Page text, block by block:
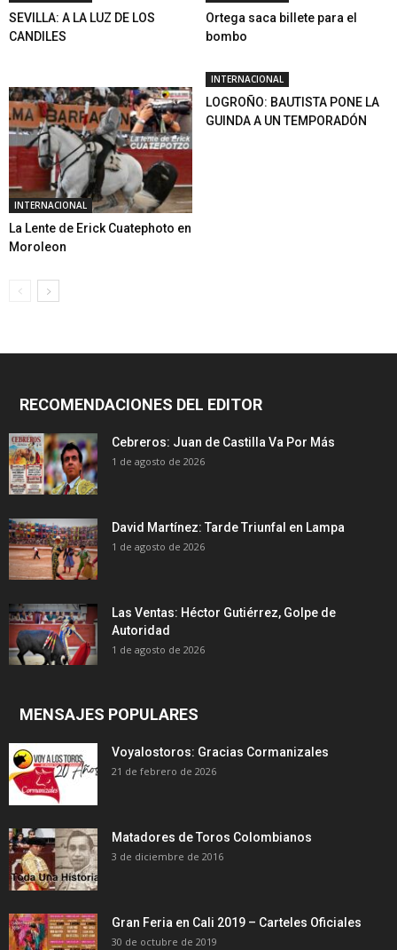
SEVILLA: A LA LUZ DE LOS
CANDILES
Ortega saca billete para el
bombo
INTERNACIONAL
La Lente de Erick Cuatephoto en
Moroleon
INTERNACIONAL
LOGROÑO: BAUTISTA PONE LA
GUINDA A UN TEMPORADÓN
RECOMENDACIONES DEL EDITOR
Cebreros: Juan de Castilla Va Por Más
1 de agosto de 2026
David Martínez: Tarde Triunfal en Lampa
1 de agosto de 2026
Las Ventas: Héctor Gutiérrez, Golpe de
Autoridad
1 de agosto de 2026
MENSAJES POPULARES
Voyalostoros: Gracias Cormanizales
21 de febrero de 2026
Matadores de Toros Colombianos
3 de diciembre de 2016
Gran Feria en Cali 2019 – Carteles Oficiales
30 de octubre de 2019